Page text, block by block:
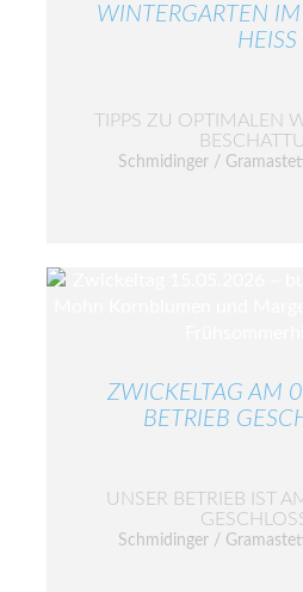
WINTERGARTEN
HEISS
TIPPS ZU OPTIMALEN
Schmidinger /
ZWICKELTAG AM
BETRIEB
UNSER BETRIEB IST
Schmidinger /